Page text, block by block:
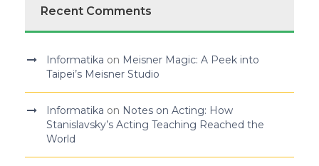
Recent Comments
Informatika on Meisner Magic: A Peek into
Taipei’s Meisner Studio
Informatika on Notes on Acting: How
Stanislavsky’s Acting Teaching Reached the
World